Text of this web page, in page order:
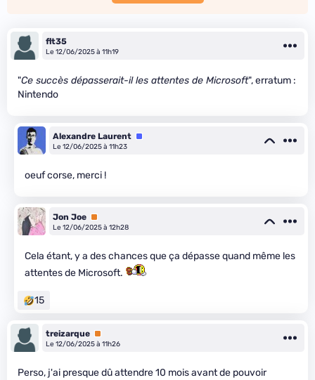
flt35
Le 12/06/2025 à 11h19
"Ce succès dépasserait-il les attentes de Microsoft", erratum :
Nintendo
Alexandre Laurent Équipe
Le 12/06/2025 à 11h23
oeuf corse, merci !
Jon Joe Premium
Le 12/06/2025 à 12h28
Cela étant, y a des chances que ça dépasse quand même les
attentes de Microsoft.
15
treizarque Premium
Le 12/06/2025 à 11h26
Perso, j'ai presque dû attendre 10 mois avant de pouvoir